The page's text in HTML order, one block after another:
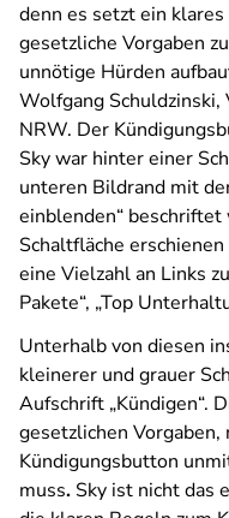
denn es setzt ein
gesetzliche Vorgaben
unnötige Hürden
Wolfgang Schuldzinski,
NRW. Der
Sky war hinter einer
unteren Bildrand mit
einblenden“ beschriftet
Schaltfläche
eine Vielzahl an Links
Pakete“, „Top
Unterhalb von diesen
kleinerer und grauer
Aufschrift „Kündigen“.
gesetzlichen Vorgaben,
Kündigungsbutton
muss. Sky ist nicht das